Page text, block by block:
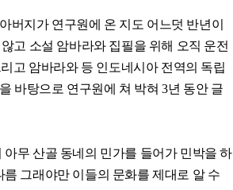
버지가 연구원에 온 지도 어느덧 반년이
고 소설 암바라와 집필을 위해 오직 운전
고 암바라와 등 인도네시아 전역의 독립
바탕으로 연구원에 쳐 박혀 3년 동안 글
무 산골 동네의 민가를 들어가 민박을 하
그래야만 이들의 문화를 제대로 알 수